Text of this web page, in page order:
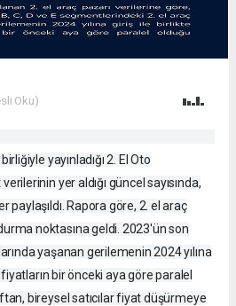
Oku)
yayınladığı 2. El Oto
yer aldığı güncel sayısında,
Rapora göre, 2. el araç
noktasına geldi. 2023'ün son
yaşanan gerilemenin 2024 yılına
bir önceki aya göre paralel
bireysel satıcılar fiyat düşürmeye